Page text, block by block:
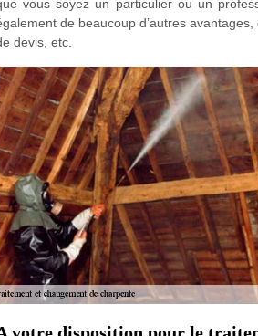
vous soyez un particulier ou un
de beaucoup d’autres
devis, etc.